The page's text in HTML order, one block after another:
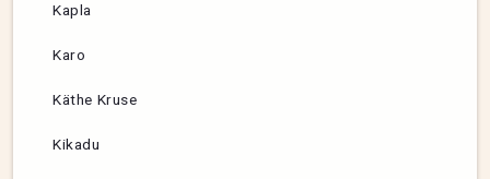
Kapla
Karo
Käthe Kruse
Kikadu